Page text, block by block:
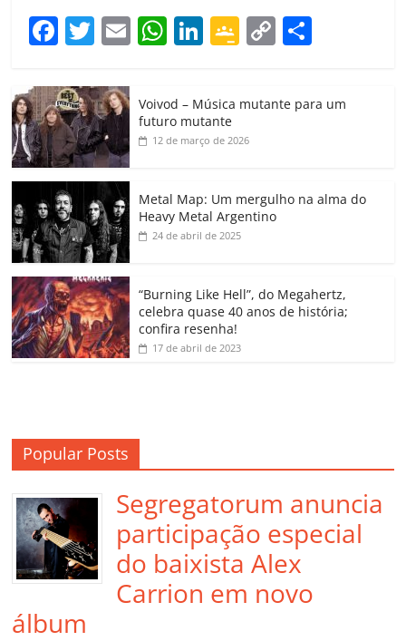
F
a
c
e
b
o
o
k
T
w
itt
er
E
m
W
h
s
A
p
Li
n
e
dI
G
o
gl
e
a
ss
o
m
C
o
y
k
p
h
Voivod – Música mutante para um
futuro mutante
12 de março de 2026
Metal Map: Um mergulho na alma do
Heavy Metal Argentino
24 de abril de 2025
“Burning Like Hell”, do Megahertz,
celebra quase 40 anos de história;
confira resenha!
17 de abril de 2023
Popular Posts
Segregatorum anuncia
participação especial
do baixista Alex
Carrion em novo
álbum